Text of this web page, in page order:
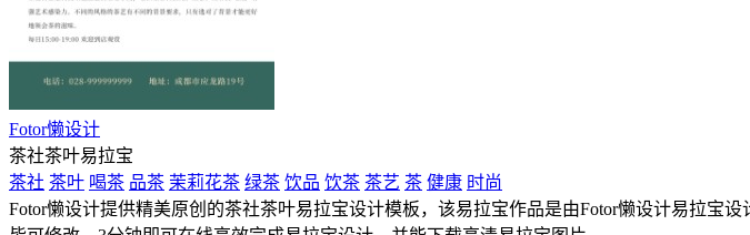
Fotor懒设计
茶社茶叶易拉宝
茶社 茶叶 喝茶 品茶 茉莉花茶 绿茶 饮品 饮茶 茶艺 茶 健康 时尚
Fotor懒设计提供精美原创的茶社茶叶易拉宝设计模板，该易拉宝作品是由Fotor懒设计易拉宝